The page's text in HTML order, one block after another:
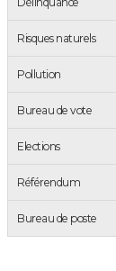
Risques naturels
Pollution
Bureau de vote
Elections
Référendum
Bureau de poste